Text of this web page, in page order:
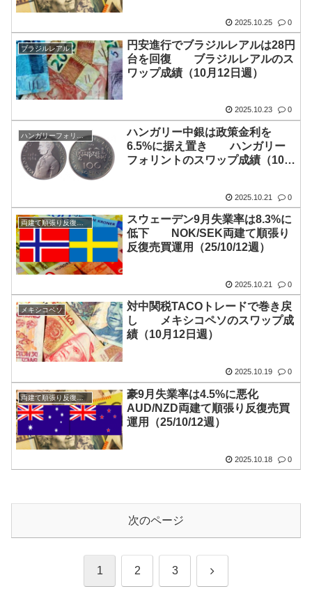
2025.10.25 0
ブラジルレアル
円安進行でブラジルレアルは28円
台を回復 ブラジルレアルのス
ワップ成績（10月12日週）
2025.10.23 0
ハンガリーフォリント
ハンガリー中銀は政策金利を
6.5%に据え置き ハンガリー
フォリントのスワップ成績（10月
2025.10.21 0
両建て順張り反復売買
スウェーデン9月失業率は8.3%に
低下 NOK/SEK両建て順張り
反復売買運用（25/10/12週）
2025.10.21 0
メキシコペソ
対中関税TACOトレードで巻き戻
し メキシコペソのスワップ成
績（10月12日週）
2025.10.19 0
両建て順張り反復売買
豪9月失業率は4.5%に悪化
AUD/NZD両建て順張り反復売買
運用（25/10/12週）
2025.10.18 0
次のページ
1 2 3 次